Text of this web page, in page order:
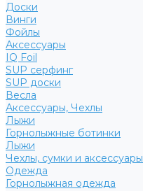
Доски
Винги
Фойлы
Аксессуары
IQ Foil
SUP серфинг
SUP доски
Весла
Аксессуары, Чехлы
Лыжи
Горнолыжные ботинки
Лыжи
Чехлы, сумки и аксессуары
Одежда
Горнолыжная одежда